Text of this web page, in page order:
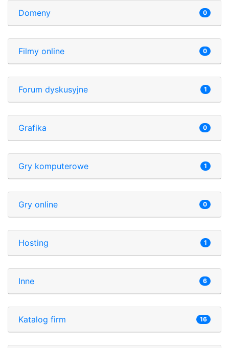
Domeny 0
Filmy online 0
Forum dyskusyjne 1
Grafika 0
Gry komputerowe 1
Gry online 0
Hosting 1
Inne 6
Katalog firm 16